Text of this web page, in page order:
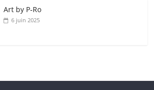
Art by P‑Ro
6 juin 2025